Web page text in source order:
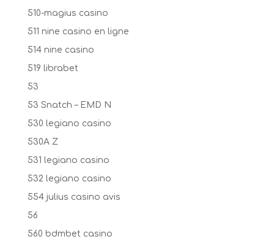
510-magius casino
511 nine casino en ligne
514 nine casino
519 librabet
53
53 Snatch – EMD N
530 legiano casino
530A Z
531 legiano casino
532 legiano casino
554 julius casino avis
56
560 bdmbet casino